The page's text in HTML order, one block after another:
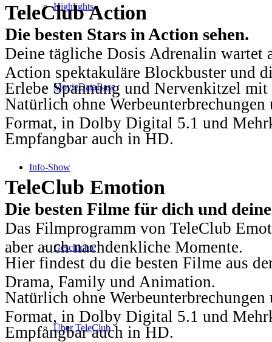
Highlights
MovieDataBase
Info-Show
Geschichte
Über TeleClub
TeleClub Action
Die besten Stars in Action sehen.
Deine tägliche Dosis Adrenalin wartet
Action spektakuläre Blockbuster und
Erlebe Spannung und Nervenkitzel
Natürlich ohne
Format, in Dolby Digital 5.1 und
Empfangbar auch in HD.
TeleClub Emotion
Die besten Filme für dich und
Das Filmprogramm von TeleClub
aber auch nachdenkliche Momente.
Hier findest du die besten Filme aus
Drama, Family und Animation.
Natürlich ohne
Format, in Dolby Digital 5.1 und
Empfangbar auch in HD.